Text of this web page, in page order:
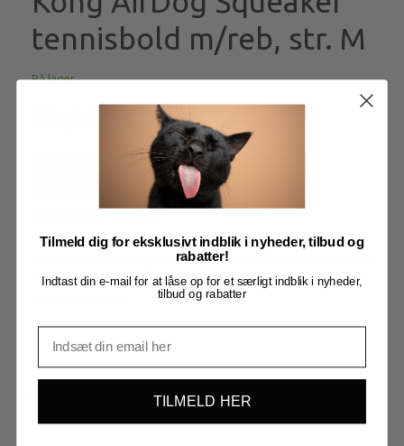
tennisbold m/reb, str. M
På lager
Kong AirDog Squeaker tennisbold m/reb, str. M, meget skånsom
overfor hundens tandkød og tænder
Tilmeld dig for eksklusivt indblik i nyheder, tilbud og
rabatter!
Indtast din e-mail for at låse op for et særligt indblik i nyheder,
tilbud og rabatter
TILMELD HER